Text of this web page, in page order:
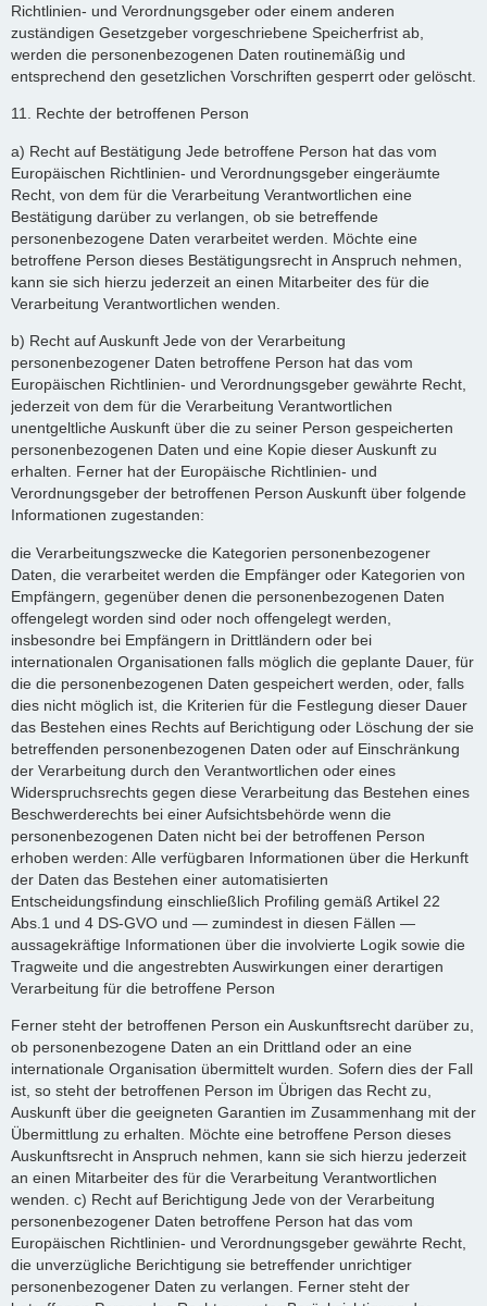
Richtlinien- und Verordnungsgeber oder einem anderen
zuständigen Gesetzgeber vorgeschriebene Speicherfrist ab,
werden die personenbezogenen Daten routinemäßig und
entsprechend den gesetzlichen Vorschriften gesperrt oder gelöscht.
11. Rechte der betroffenen Person
a) Recht auf Bestätigung Jede betroffene Person hat das vom
Europäischen Richtlinien- und Verordnungsgeber eingeräumte
Recht, von dem für die Verarbeitung Verantwortlichen eine
Bestätigung darüber zu verlangen, ob sie betreffende
personenbezogene Daten verarbeitet werden. Möchte eine
betroffene Person dieses Bestätigungsrecht in Anspruch nehmen,
kann sie sich hierzu jederzeit an einen Mitarbeiter des für die
Verarbeitung Verantwortlichen wenden.
b) Recht auf Auskunft Jede von der Verarbeitung
personenbezogener Daten betroffene Person hat das vom
Europäischen Richtlinien- und Verordnungsgeber gewährte Recht,
jederzeit von dem für die Verarbeitung Verantwortlichen
unentgeltliche Auskunft über die zu seiner Person gespeicherten
personenbezogenen Daten und eine Kopie dieser Auskunft zu
erhalten. Ferner hat der Europäische Richtlinien- und
Verordnungsgeber der betroffenen Person Auskunft über folgende
Informationen zugestanden:
die Verarbeitungszwecke die Kategorien personenbezogener
Daten, die verarbeitet werden die Empfänger oder Kategorien von
Empfängern, gegenüber denen die personenbezogenen Daten
offengelegt worden sind oder noch offengelegt werden,
insbesondre bei Empfängern in Drittländern oder bei
internationalen Organisationen falls möglich die geplante Dauer, für
die die personenbezogenen Daten gespeichert werden, oder, falls
dies nicht möglich ist, die Kriterien für die Festlegung dieser Dauer
das Bestehen eines Rechts auf Berichtigung oder Löschung der sie
betreffenden personenbezogenen Daten oder auf Einschränkung
der Verarbeitung durch den Verantwortlichen oder eines
Widerspruchsrechts gegen diese Verarbeitung das Bestehen eines
Beschwerderechts bei einer Aufsichtsbehörde wenn die
personenbezogenen Daten nicht bei der betroffenen Person
erhoben werden: Alle verfügbaren Informationen über die Herkunft
der Daten das Bestehen einer automatisierten
Entscheidungsfindung einschließlich Profiling gemäß Artikel 22
Abs.1 und 4 DS-GVO und — zumindest in diesen Fällen —
aussagekräftige Informationen über die involvierte Logik sowie die
Tragweite und die angestrebten Auswirkungen einer derartigen
Verarbeitung für die betroffene Person
Ferner steht der betroffenen Person ein Auskunftsrecht darüber zu,
ob personenbezogene Daten an ein Drittland oder an eine
internationale Organisation übermittelt wurden. Sofern dies der Fall
ist, so steht der betroffenen Person im Übrigen das Recht zu,
Auskunft über die geeigneten Garantien im Zusammenhang mit der
Übermittlung zu erhalten. Möchte eine betroffene Person dieses
Auskunftsrecht in Anspruch nehmen, kann sie sich hierzu jederzeit
an einen Mitarbeiter des für die Verarbeitung Verantwortlichen
wenden. c) Recht auf Berichtigung Jede von der Verarbeitung
personenbezogener Daten betroffene Person hat das vom
Europäischen Richtlinien- und Verordnungsgeber gewährte Recht,
die unverzügliche Berichtigung sie betreffender unrichtiger
personenbezogener Daten zu verlangen. Ferner steht der